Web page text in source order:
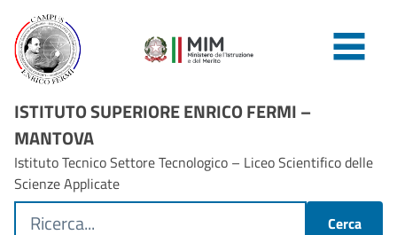
ISTITUTO SUPERIORE ENRICO FERMI –
MANTOVA
Istituto Tecnico Settore Tecnologico – Liceo Scientifico delle
Scienze Applicate
Cerca